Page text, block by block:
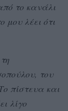
το κανάλι
μου λέει ότι
του
πίστευα και
λίγο